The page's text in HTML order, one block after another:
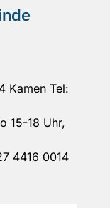
Kamen Tel:
15-18 Uhr,
4416 0014